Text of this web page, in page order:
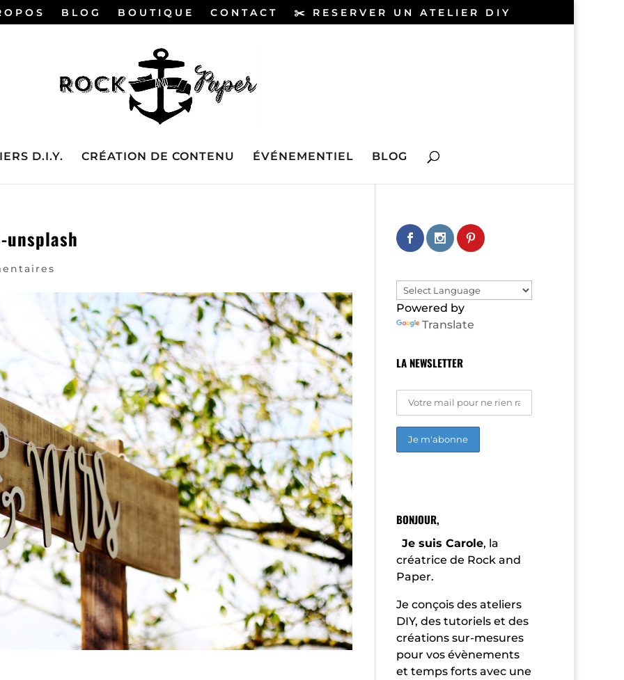
BLOG BOUTIQUE CONTACT ✂️ RESERVER UN ATELIER DIY
D.I.Y. CRÉATION DE CONTENU ÉVÉNEMENTIEL BLOG
Powered by
Translate
LA NEWSLETTER
r
n
a
i
v
:
BONJOUR,
Je suis Carole, la
créatrice de Rock and
Paper.
Je conçois des ateliers
DIY, des tutoriels et des
créations sur-mesures
pour vos évènements
et temps forts avec une